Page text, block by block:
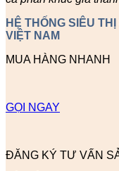
HỆ THỐNG SIÊU
VIỆT NAM
MUA HÀNG NHANH
GỌI NGAY
ĐĂNG KÝ TƯ VẤN